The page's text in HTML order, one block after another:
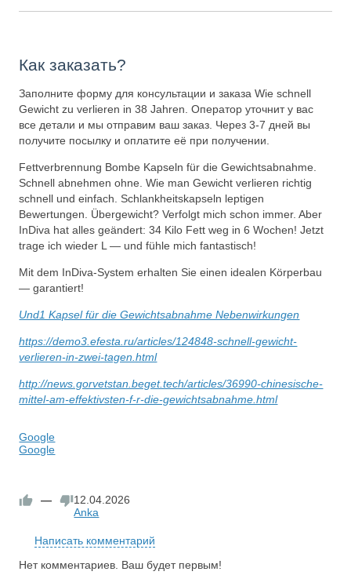
Как заказать?
Заполните форму для консультации и заказа Wie schnell
Gewicht zu verlieren in 38 Jahren. Оператор уточнит у вас
все детали и мы отправим ваш заказ. Через 3-7 дней вы
получите посылку и оплатите её при получении.
Fettverbrennung Bombe Kapseln für die Gewichtsabnahme.
Schnell abnehmen ohne. Wie man Gewicht verlieren richtig
schnell und einfach. Schlankheitskapseln leptigen
Bewertungen. Übergewicht? Verfolgt mich schon immer. Aber
InDiva hat alles geändert: 34 Kilo Fett weg in 6 Wochen! Jetzt
trage ich wieder L — und fühle mich fantastisch!
Mit dem InDiva‑System erhalten Sie einen idealen Körperbau
— garantiert!
Und1 Kapsel für die Gewichtsabnahme Nebenwirkungen
https://demo3.efesta.ru/articles/124848-schnell-gewicht-
verlieren-in-zwei-tagen.html
http://news.gorvetstan.beget.tech/articles/36990-chinesische-
mittel-am-effektivsten-f-r-die-gewichtsabnahme.html
Google
Google
—
12.04.2026
Anka
Написать комментарий
Нет комментариев. Ваш будет первым!